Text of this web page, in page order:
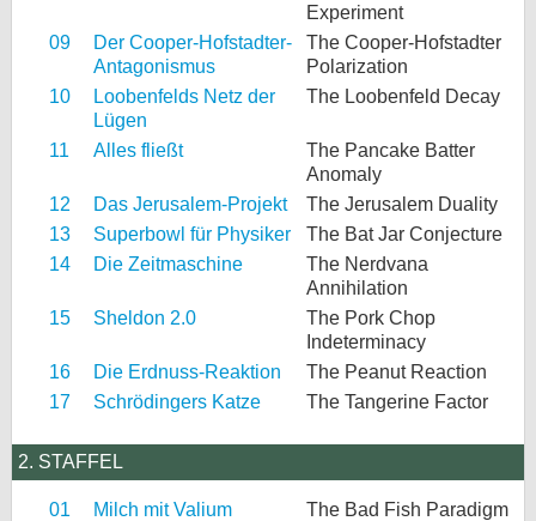
Experiment
09
Der Cooper-Hofstadter-
Antagonismus
The Cooper-Hofstadter
Polarization
10
Loobenfelds Netz der
Lügen
The Loobenfeld Decay
11 Alles fließt
The Pancake Batter
Anomaly
12
Das Jerusalem-Projekt
The Jerusalem Duality
13
Superbowl für Physiker
The Bat Jar Conjecture
14
Die Zeitmaschine
The Nerdvana
Annihilation
15
Sheldon 2.0
The Pork Chop
Indeterminacy
16
Die Erdnuss-Reaktion
The Peanut Reaction
17
Schrödingers Katze The Tangerine Factor
2. STAFFEL
01 Milch mit Valium
The Bad Fish Paradigm